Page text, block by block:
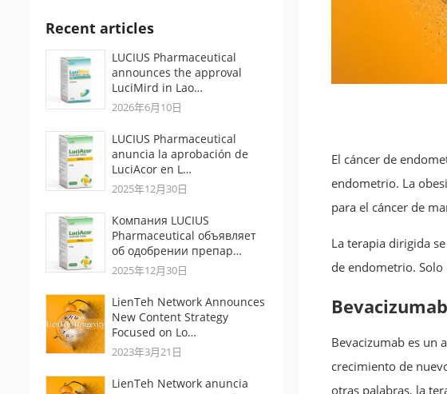
El cáncer de
endometrio. La
para el cáncer de
La terapia dirigida
de endometrio.
Bevacizumab
Bevacizumab es un
crecimiento de
otras palabras, la
Recent articles
LUCIUS Pharmaceutical
announces the approval
LuciMird in Lao…
2026年6月10日
LUCIUS Pharmaceutical
anuncia la aprobación de
LuciAcor en L…
2025年12月30日
Компания LUCIUS
Pharmaceutical объявляет
об одобрении препар…
2025年12月30日
LienTeh Network Announces
New Content Strategy
Focused on Lo…
2023年3月21日
LienTeh Network anuncia